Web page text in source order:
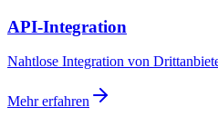
API-Integration
Nahtlose Integration von
Mehr erfahren